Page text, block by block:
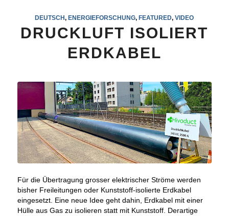
DEUTSCH, ENERGIEFORSCHUNG, FEATURED,VIDEO
DRUCKLUFT ISOLIERT
ERDKABEL
Für die Übertragung grosser elektrischer Ströme werden
bisher Freileitungen oder Kunststoff-isolierte Erdkabel
eingesetzt. Eine neue Idee geht dahin, Erdkabel mit einer
Hülle aus Gas zu isolieren statt mit Kunststoff. Derartige